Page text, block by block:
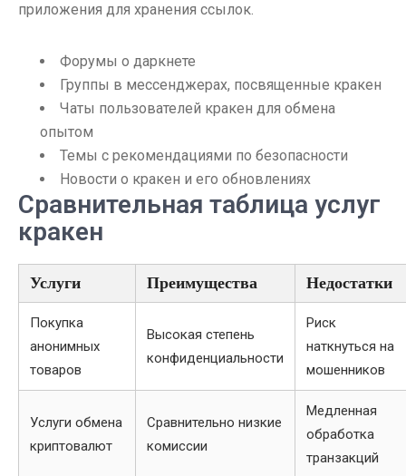
приложения для хранения ссылок.
Форумы о даркнете
Группы в мессенджерах, посвященные кракен
Чаты пользователей кракен для обмена
опытом
Темы с рекомендациями по безопасности
Новости о кракен и его обновлениях
Сравнительная таблица услуг
кракен
Услуги Преимущества Недостатки
Покупка
анонимных
товаров
Высокая степень
конфиденциальности
Риск
наткнуться на
мошенников
Услуги обмена
криптовалют
Сравнительно низкие
комиссии
Медленная
обработка
транзакций